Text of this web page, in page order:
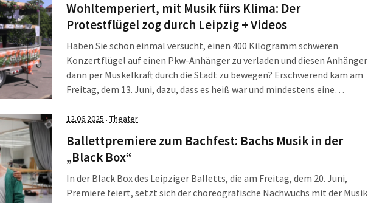
Wohltemperiert, mit Musik fürs Klima: Der
Protestflügel zog durch Leipzig + Videos
Haben Sie schon einmal versucht, einen 400 Kilogramm schweren
Konzertflügel auf einen Pkw-Anhänger zu verladen und diesen Anhänger
dann per Muskelkraft durch die Stadt zu bewegen? Erschwerend kam am
Freitag, dem 13. Juni, dazu, dass es heiß war und mindestens eine
an Kunst […]
12.06.2025 · Theater
Ballettpremiere zum Bachfest: Bachs Musik in der
„Black Box“
In der Black Box des Leipziger Balletts, die am Freitag, dem 20. Juni,
Premiere feiert, setzt sich der choreografische Nachwuchs mit der Musik